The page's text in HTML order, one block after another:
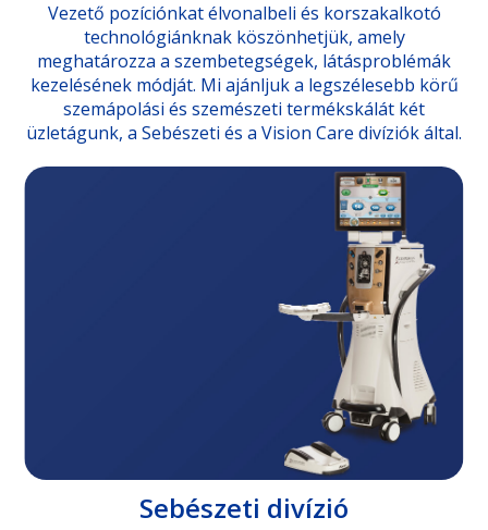
Vezető pozíciónkat élvonalbeli és korszakalkotó
technológiánknak köszönhetjük, amely
meghatározza a szembetegségek, látásproblémák
kezelésének módját. Mi ajánljuk a legszélesebb körű
szemápolási és szemészeti termékskálát két
üzletágunk, a Sebészeti és a Vision Care divíziók által.
Sebészeti divízió